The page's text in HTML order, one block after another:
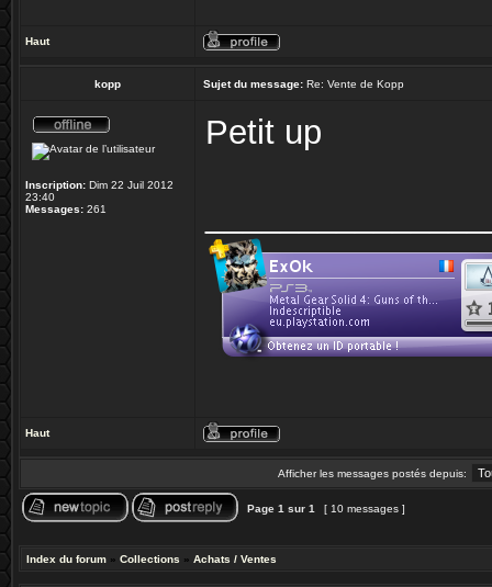
Haut
kopp Sujet du message: Re: Vente de Kopp
Inscription: Dim 22 Juil 2012
23:40
Messages: 261
Petit up
Haut
Afficher les messages postés depuis:
Page 1 sur 1 [ 10 messages ]
Index du forum » Collections » Achats / Ventes